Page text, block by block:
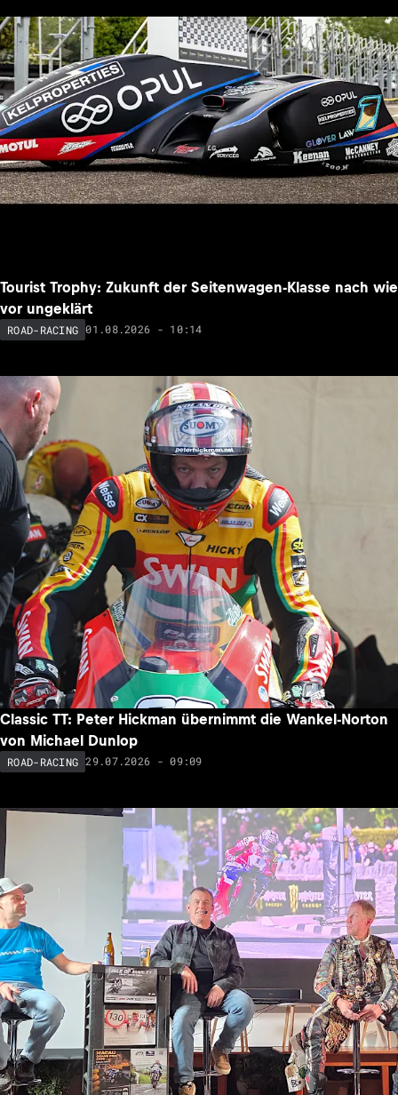
Tourist Trophy: Zukunft der Seitenwagen-Klasse nach wie
vor ungeklärt
ROAD-RACING 01.08.2026 - 10:14
Classic TT: Peter Hickman übernimmt die Wankel-Norton
von Michael Dunlop
ROAD-RACING 29.07.2026 - 09:09